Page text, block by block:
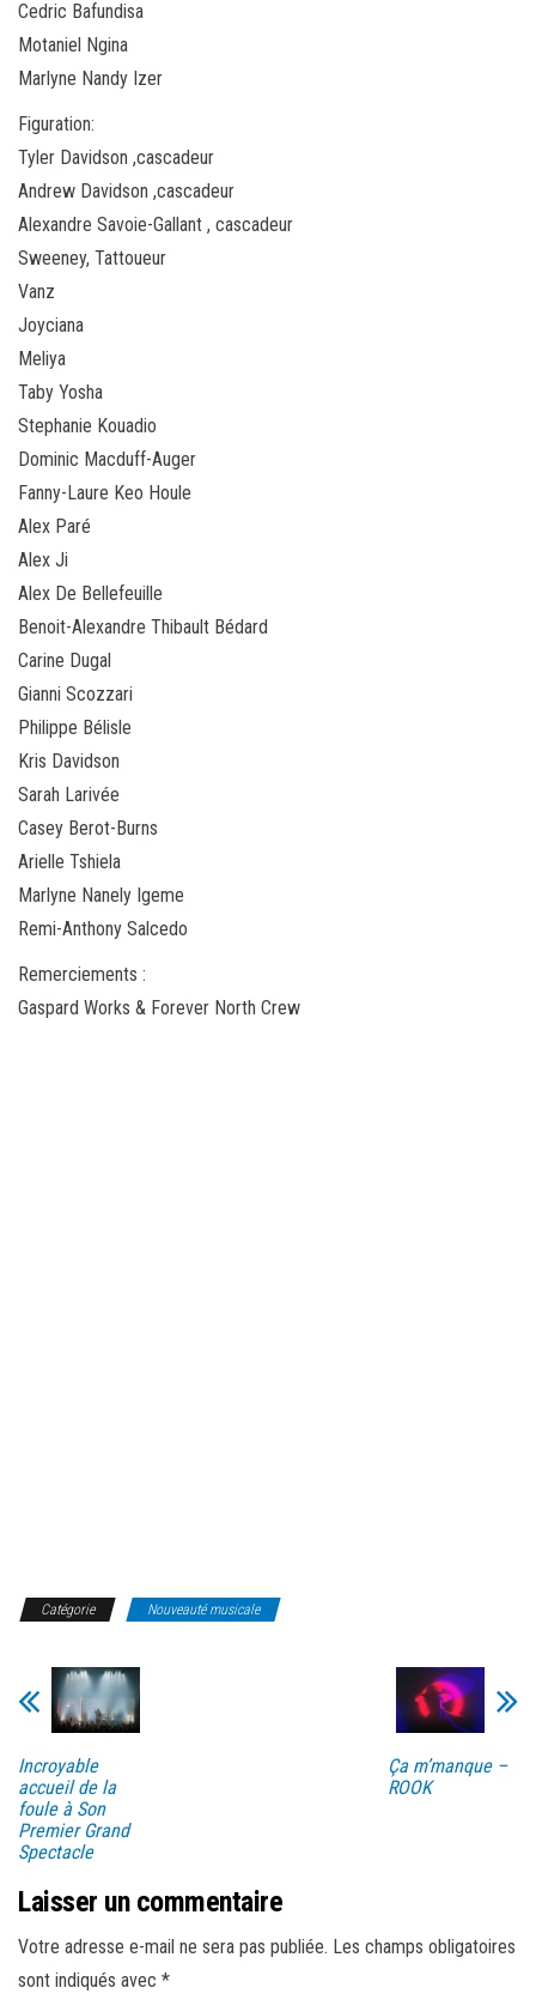
Cedric Bafundisa
Motaniel Ngina
Marlyne Nandy Izer
Figuration:
Tyler Davidson ,cascadeur
Andrew Davidson ,cascadeur
Alexandre Savoie-Gallant , cascadeur
Sweeney, Tattoueur
Vanz
Joyciana
Meliya
Taby Yosha
Stephanie Kouadio
Dominic Macduff-Auger
Fanny-Laure Keo Houle
Alex Paré
Alex Ji
Alex De Bellefeuille
Benoit-Alexandre Thibault Bédard
Carine Dugal
Gianni Scozzari
Philippe Bélisle
Kris Davidson
Sarah Larivée
Casey Berot-Burns
Arielle Tshiela
Marlyne Nanely Igeme
Remi-Anthony Salcedo
Remerciements :
Gaspard Works & Forever North Crew
Catégorie Nouveauté musicale
Incroyable
accueil de la
foule à Son
Premier Grand
Spectacle
Ça m’manque –
ROOK
Laisser un commentaire
Votre adresse e-mail ne sera pas publiée. Les champs obligatoires
sont indiqués avec *